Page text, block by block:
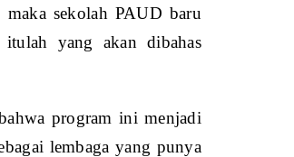
maka sekolah PAUD baru
itulah yang akan dibahas
program ini menjadi
lembaga yang punya